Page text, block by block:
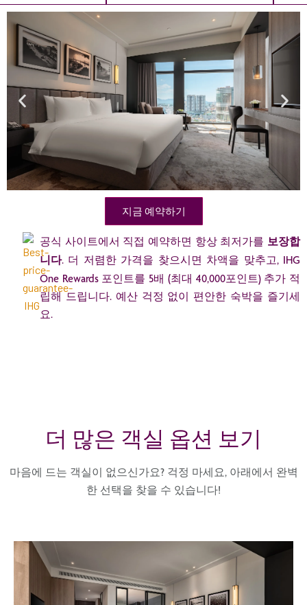
지금 예약하기
공식 사이트에서 직접 예약하면 항상 최저가를 보장합
니다. 더 저렴한 가격을 찾으시면 차액을 맞추고, IHG
One Rewards 포인트를 5배 (최대 40,000포인트) 추가 적
립해 드립니다. 예산 걱정 없이 편안한 숙박을 즐기세
요.
더 많은 객실 옵션 보기
마음에 드는 객실이 없으신가요? 걱정 마세요, 아래에서 완벽
한 선택을 찾을 수 있습니다!